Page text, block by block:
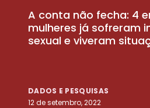
A conta não fecha: 4
mulheres já sofreram
sexual e viveram
DADOS E PESQUISAS
12 de setembro, 2022